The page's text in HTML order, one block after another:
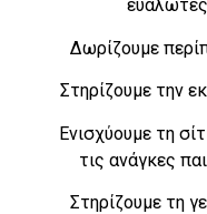
Δωρίζουμε
Στηρίζουμε την
Ενισχύουμε τη
τις ανάγκες
Στηρίζουμε τη